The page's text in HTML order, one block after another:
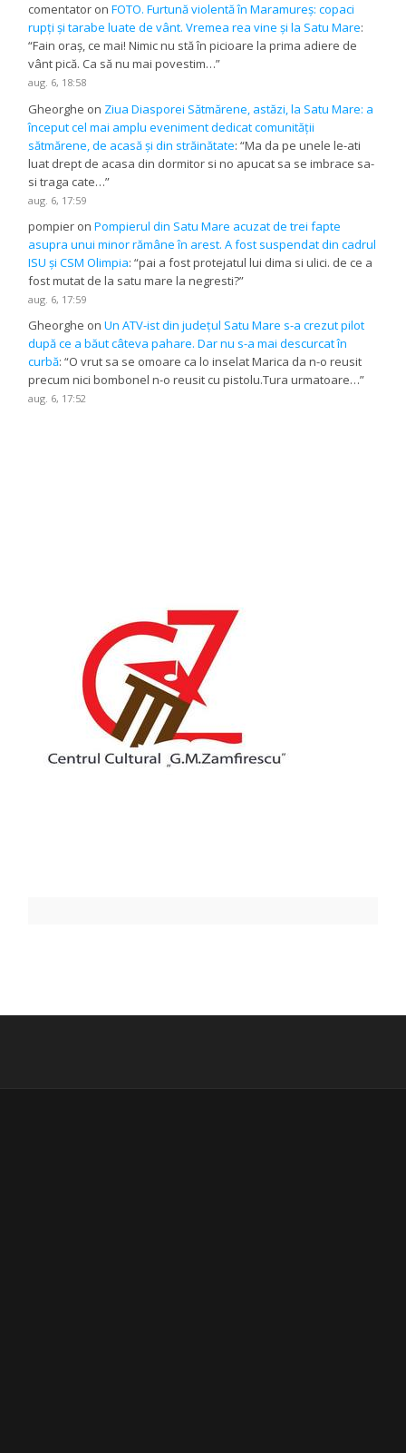
comentator onFOTO. Furtună violentă în Maramureș: copaci
rupți și tarabe luate de vânt. Vremea rea vine și la Satu Mare:
“Fain oraș, ce mai! Nimic nu stă în picioare la prima adiere de
vânt pică. Ca să nu mai povestim…”
aug. 6, 18:58
Gheorghe on Ziua Diasporei Sătmărene, astăzi, la Satu Mare: a
început cel mai amplu eveniment dedicat comunității
sătmărene, de acasă și din străinătate: “Ma da pe unele le-ati
luat drept de acasa din dormitor si no apucat sa se imbrace sa-
si traga cate…”
aug. 6, 17:59
pompier onPompierul din Satu Mare acuzat de trei fapte
asupra unui minor rămâne în arest. A fost suspendat din cadrul
ISU și CSM Olimpia: “pai a fost protejatul lui dima si ulici. de ce a
fost mutat de la satu mare la negresti?”
aug. 6, 17:59
Gheorghe onUn ATV-ist din județul Satu Mare s-a crezut pilot
după ce a băut câteva pahare. Dar nu s-a mai descurcat în
curbă: “O vrut sa se omoare ca lo inselat Marica da n-o reusit
precum nici bombonel n-o reusit cu pistolu.Tura urmatoare…”
aug. 6, 17:52